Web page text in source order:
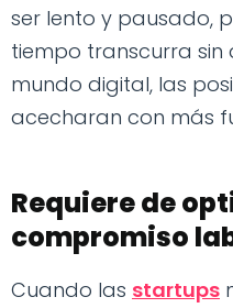
ser lento y pausado,
tiempo transcurra
mundo digital, las
acecharan con más
Requiere de
compromiso
Cuando las startups